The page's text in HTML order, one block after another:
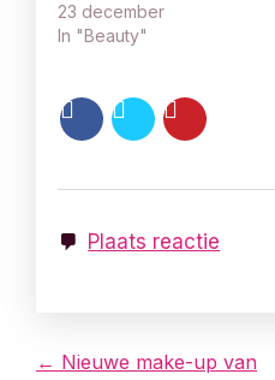
23 december
In "Beauty"
Plaats reactie
B
← Nieuwe make-up van